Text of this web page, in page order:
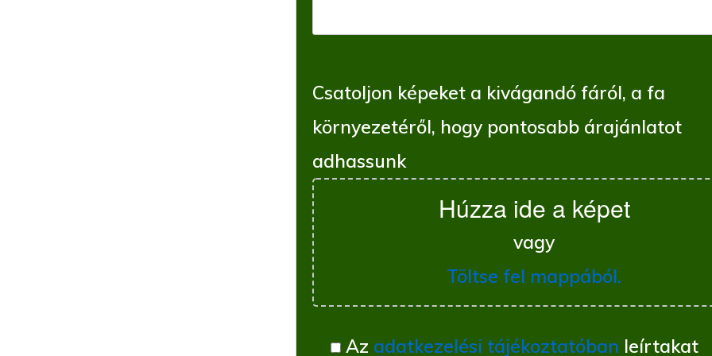
Csatoljon képeket a kivágandó fáról, a fa
környezetéről, hogy pontosabb árajánlatot
adhassunk
Húzza ide a képet
vagy
Töltse fel mappából.
Az adatkezelési tájékoztatóban leírtakat